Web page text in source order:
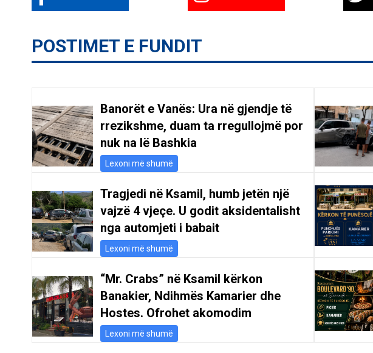
POSTIMET E FUNDIT
Banorët e Vanës: Ura në gjendje të
rrezikshme, duam ta rregullojmë por
nuk na lë Bashkia
Lexoni më shumë
Tragjedi në Ksamil, humb jetën një
vajzë 4 vjeçe. U godit aksidentalisht
nga automjeti i babait
Lexoni më shumë
“Mr. Crabs” në Ksamil kërkon
Banakier, Ndihmës Kamarier dhe
Hostes. Ofrohet akomodim
Lexoni më shumë